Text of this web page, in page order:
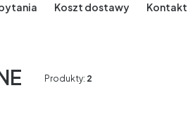
Koszt dostawy Kontakt
Produkty: 2